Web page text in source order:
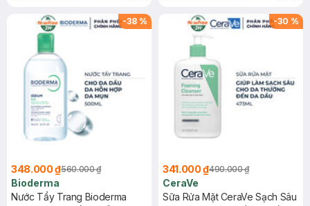
-38 %
348.000 ₫560.000 ₫
Bioderma
Nước Tẩy Trang Bioderma
-30 %
341.000 ₫490.000 ₫
CeraVe
Sữa Rửa Mặt CeraVe Sạch Sâu